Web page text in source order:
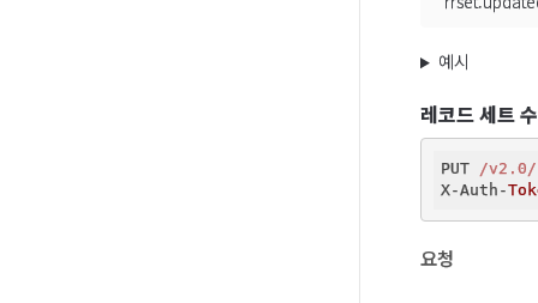
예시
레코드 세트
PUT /v2.0/
X-Auth-
요청